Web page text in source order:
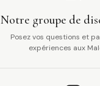
Notre groupe de
Posez vos questions et
expériences aux